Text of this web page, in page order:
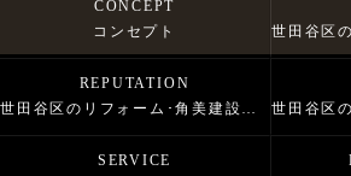
CONCEPT
コンセプト
世田谷区のリフ
REPUTATION
世田谷区のリフォーム･角美建設株式会社の評判
世田谷区のリフ
SERVICE